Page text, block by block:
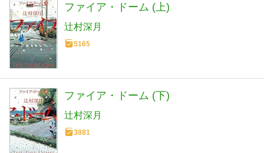
ファイア・ドーム (上)
辻村深月
5165
ファイア・ドーム (下)
辻村深月
3881